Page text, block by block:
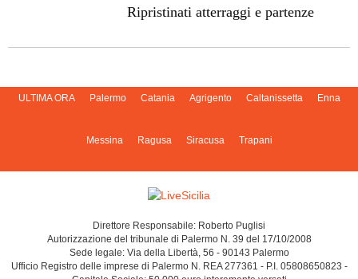
Ripristinati atterraggi e partenze
ULTIMA ORA Palermo Catania Agrigento Caltanissetta Enna
Messina Ragusa Siracusa Trapani
Direttore Responsabile: Roberto Puglisi
Autorizzazione del tribunale di Palermo N. 39 del 17/10/2008
Sede legale: Via della Libertà, 56 - 90143 Palermo
Ufficio Registro delle imprese di Palermo N. REA 277361 - P.I. 05808650823 -